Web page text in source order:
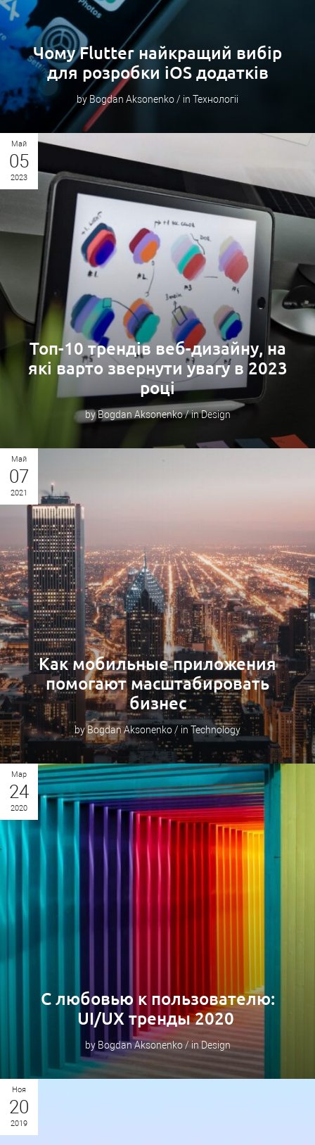
Чому Flutter найкращий вибір
для розробки iOS додатків
by Bogdan Aksonenko / in Технологіі
Май
05
2023
Топ-10 трендів веб-дизайну, на
які варто звернути увагу в 2023
році
by Bogdan Aksonenko / in Design
Май
07
2021
Как мобильные приложения
помогают масштабировать
бизнес
by Bogdan Aksonenko / in Technology
Мар
24
2020
С любовью к пользователю:
UI/UX тренды 2020
by Bogdan Aksonenko / in Design
Ноя
20
2019